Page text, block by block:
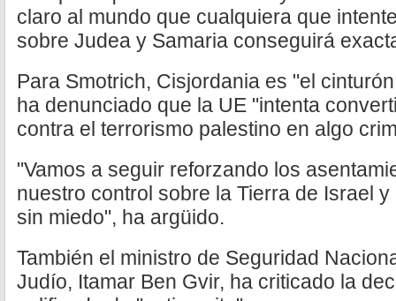
claro al mundo que cualquiera que
sobre Judea y Samaria conseguirá
Para Smotrich, Cisjordania es "el
ha denunciado que la UE "intenta
contra el terrorismo palestino en algo
"Vamos a seguir reforzando los
nuestro control sobre la Tierra de Israel
sin miedo", ha argüido.
También el ministro de Seguridad
Judío, Itamar Ben Gvir, ha criticado la